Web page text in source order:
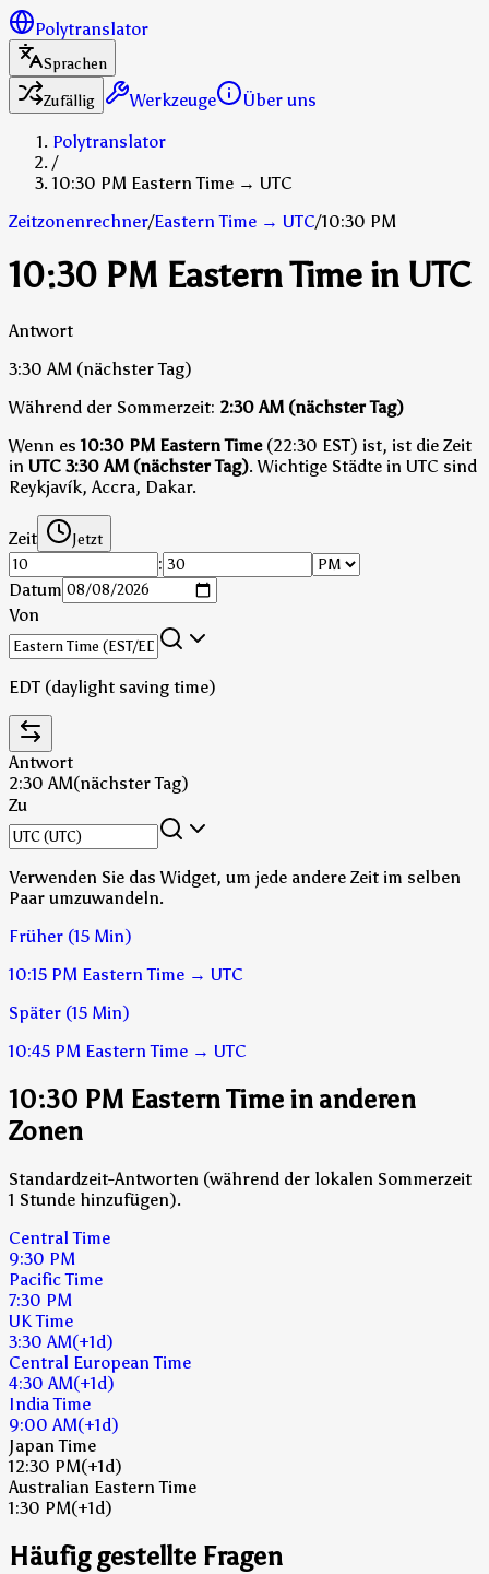
Polytranslator
Sprachen
Zufällig
Werkzeuge
Über uns
Polytranslator
/
10:30 PM Eastern Time → UTC
Zeitzonenrechner/Eastern Time → UTC/10:30 PM
10:30 PM Eastern Time in UTC
Antwort
3:30 AM (nächster Tag)
Während der Sommerzeit: 2:30 AM (nächster Tag)
Wenn es10:30 PM Eastern Time(22:30 EST) ist, ist die Zeit
in UTC 3:30 AM (nächster Tag).Wichtige Städte in UTC sind
Reykjavík, Accra, Dakar.
Zeit Jetzt
:
Datum
Von
EDT (daylight saving time)
Antwort
2:30 AM(nächster Tag)
Zu
Verwenden Sie das Widget, um jede andere Zeit im selben
Paar umzuwandeln.
Früher (15 Min)
10:15 PM Eastern Time → UTC
Später (15 Min)
10:45 PM Eastern Time → UTC
10:30 PM Eastern Time in anderen
Zonen
Standardzeit-Antworten (während der lokalen Sommerzeit
1 Stunde hinzufügen).
Central Time
9:30 PM
Pacific Time
7:30 PM
UK Time
3:30 AM(+1d)
Central European Time
4:30 AM(+1d)
India Time
9:00 AM(+1d)
Japan Time
12:30 PM(+1d)
Australian Eastern Time
1:30 PM(+1d)
Häufig gestellte Fragen